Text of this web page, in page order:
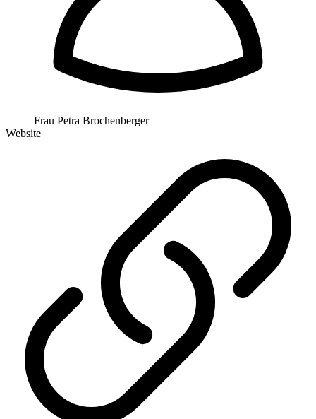
Frau Petra Brochenberger
Website